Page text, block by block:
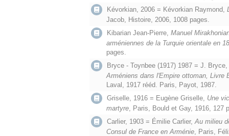
Kévorkian, 2006 = Kévorkian Raymond,
Jacob, Histoire, 2006, 1008 pages.
Kibarian Jean-Pierre, Manuel
arméniennes de la Turquie orientale en
pages.
Bryce - Toynbee (1917) 1987 = J.
Arméniens dans l'Empire ottoman, Livre
Laval, 1917 rééd. Paris, Payot, 1987.
Griselle, 1916 = Eugène Griselle, Une
martyre, Paris, Bould et Gay, 1916, 127
Carlier, 1903 = Émilie Carlier,Au milieu
Consul de France en Arménie, Paris,